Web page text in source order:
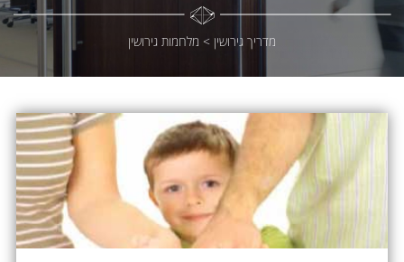
מדריך גירושין > מלחמות גירושין